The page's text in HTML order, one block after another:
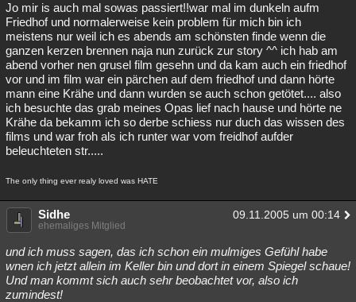
Jo mir is auch mal sowas passiert!!war mal im dunkeln aufm
Friedhof und normalerweise kein problem für mich bin ich
meistens nur weil ich es abends am schönsten finde wenn die
ganzen kerzen brennen naja nun zurück zur story ^^ ich hab am
abend vorher nen grusel film gesehn und da kam auch ein friedhof
vor und im film war ein pärchen auf dem friedhof und dann hörte
mann eine Krähe und dann wurden se auch schon getötet.... also
ich besuchte das grab meines Opas lief nach hause und hörte ne
Krähe da bekamm ich so derbe schiess nur duch das wissen des
films und war froh als ich runter war vom freidhof aufder
beleuchteten str.....
The only thing ever realy loved was HATE
Sidhe 09.11.2005 um 00:14
ehemaliges Mitglied
und ich muss sagen, das ich schon ein mulmiges Gefühl habe
wnen ich jetzt allein im Keller bin und dort in einem Spiegel schaue!
Und man kommt sich auch sehr beobachtet vor, also ich
zumindest!